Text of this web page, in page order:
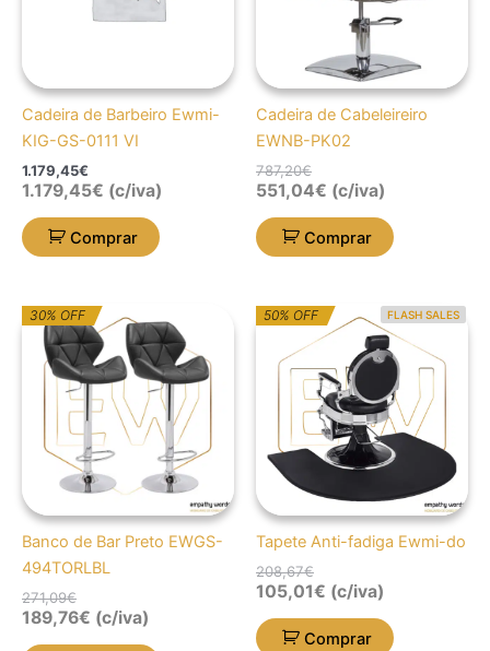
Cadeira de Barbeiro Ewmi-
KIG-GS-0111 VI
1.179,45€
1.179,45€ (c/iva)
Comprar
Cadeira de Cabeleireiro
EWNB-PK02
787,20€
551,04€ (c/iva)
Comprar
30% OFF
Banco de Bar Preto EWGS-
494TORLBL
271,09€
O
preço
original
era:
271,09€.
O
preço
atual
é:
189,76€.
189,76€ (c/iva)
FLASH SALES
50% OFF
Tapete Anti-fadiga Ewmi-do
208,67€
O
preço
original
era:
208,67€.
O
preço
atual
é:
105,01€.
105,01€ (c/iva)
Comprar